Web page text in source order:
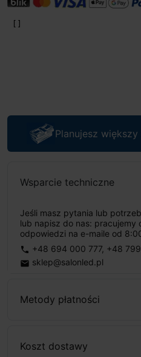
Planujesz
Wsparcie techniczne
Jeśli masz pytania lub
lub napisz do nas: pracujemy
odpowiedzi na e-maile od
phone +48 694 000 777, +48
email sklep@salonled.pl
Metody płatności
Koszt dostawy